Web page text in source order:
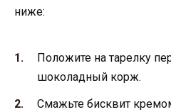
ниже:
Положите на тарелку
шоколадный корж.
Смажьте бисквит